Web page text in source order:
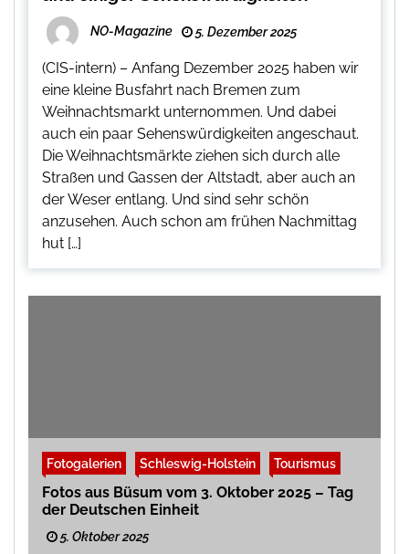
NO-Magazine 5. Dezember 2025
(CIS-intern) – Anfang Dezember 2025 haben wir
eine kleine Busfahrt nach Bremen zum
Weihnachtsmarkt unternommen. Und dabei
auch ein paar Sehenswürdigkeiten angeschaut.
Die Weihnachtsmärkte ziehen sich durch alle
Straßen und Gassen der Altstadt, aber auch an
der Weser entlang. Und sind sehr schön
anzusehen. Auch schon am frühen Nachmittag
hut […]
Fotogalerien Schleswig-Holstein Tourismus
Fotos aus Büsum vom 3. Oktober 2025 – Tag
der Deutschen Einheit
5. Oktober 2025